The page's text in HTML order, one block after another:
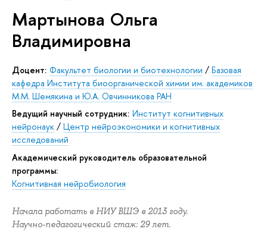
Мартынова Ольга
Владимировна
Доцент: Факультет биологии и биотехнологии / Базовая
кафедра Института биоорганической химии им. академиков
М.М. Шемякина и Ю.А. Овчинникова РАН
Ведущий научный сотрудник: Институт когнитивных
нейронаук / Центр нейроэкономики и когнитивных
исследований
Академический руководитель образовательной
программы:
Когнитивная нейробиология
Начала работать в НИУ ВШЭ в 2013 году.
Научно-педагогический стаж: 29 лет.